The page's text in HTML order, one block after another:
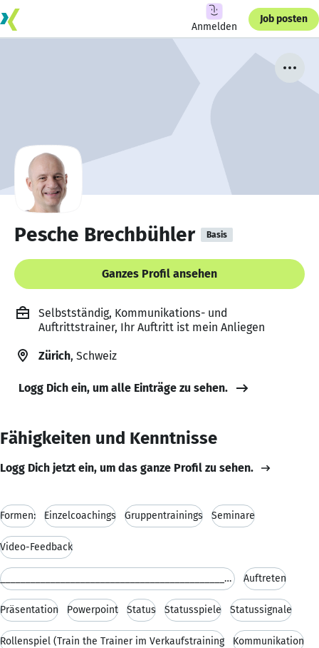
Anmelden
Job posten
Pesche Brechbühler Basis
Ganzes Profil ansehen
Selbstständig, Kommunikations- und
Auftrittstrainer, Ihr Auftritt ist mein Anliegen
Zürich, Schweiz
Logg Dich ein, um alle Einträge zu sehen.
Fähigkeiten und Kenntnisse
Logg Dich jetzt ein, um das ganze Profil zu sehen.
Formen: Einzelcoachings Gruppentrainings Seminare
Video-Feedback
__________________________________________________ Auftreten
Präsentation Powerpoint Status Statusspiele Statussignale
Rollenspiel (Train the Trainer im Verkaufstraining Kommunikation